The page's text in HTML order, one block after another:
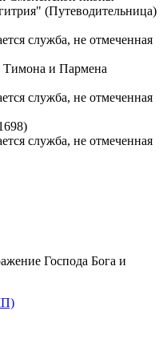
(Путеводительница)
Тимона и Пармена
Господа Бога и